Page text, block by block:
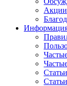
Акции